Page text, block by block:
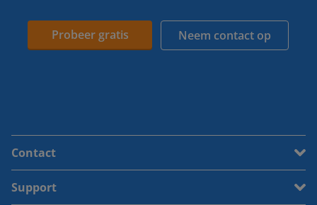
Probeer gratis Neem contact op
Contact
Support